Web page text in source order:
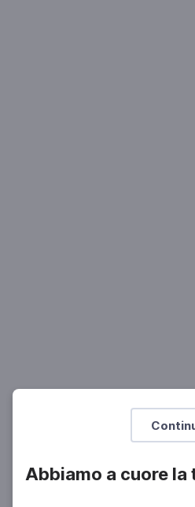
Abbiamo a cuore la
Tv7 1963, il reportage
A 20 anni dal rastrellamento